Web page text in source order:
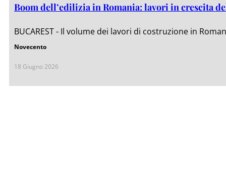
Boom dell’edilizia in Romania: lavori in crescita
BUCAREST - Il volume dei lavori di costruzione in
Novecento
18 Giugno 2026